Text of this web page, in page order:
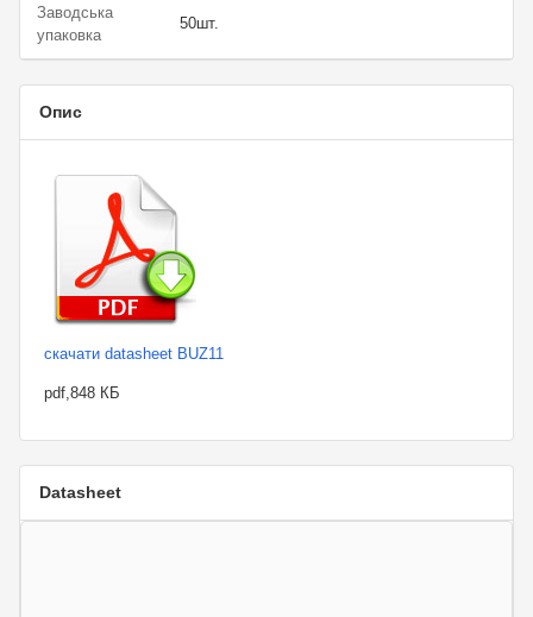
Заводська
упаковка
50шт.
Опис
скачати datasheet BUZ11
pdf,848 КБ
Datasheet